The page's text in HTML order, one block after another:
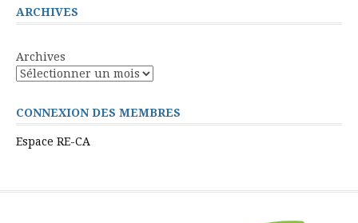
ARCHIVES
Archives
CONNEXION DES MEMBRES
Espace RE-CA